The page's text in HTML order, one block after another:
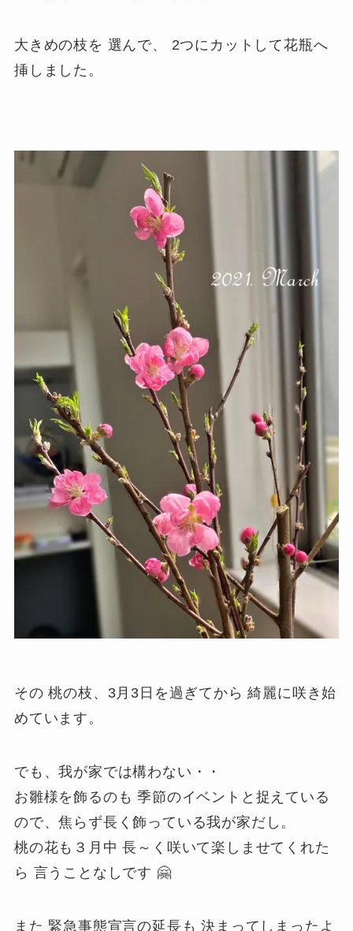
大きめの枝を 選んで、 2つにカットして花瓶へ
挿しました。
その 桃の枝、3月3日を過ぎてから 綺麗に咲き始
めています。
でも、我が家では構わない・・
お雛様を飾るのも 季節のイベントと捉えている
ので、焦らず長く飾っている我が家だし。
桃の花も３月中 長～く咲いて楽しませてくれた
ら 言うことなしです 🤗
また 緊急事態宣言の延長も 決まってしまったよ